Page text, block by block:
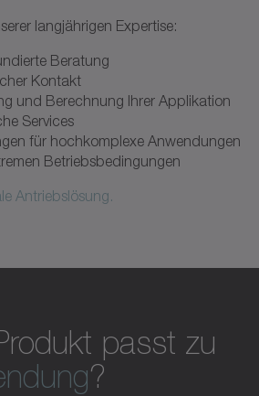
langjährigen Expertise:
Beratung
Kontakt
und Berechnung Ihrer Applikation
Services
für hochkomplexe Anwendungen
Betriebsbedingungen
Antriebslösung.
passt zu
?